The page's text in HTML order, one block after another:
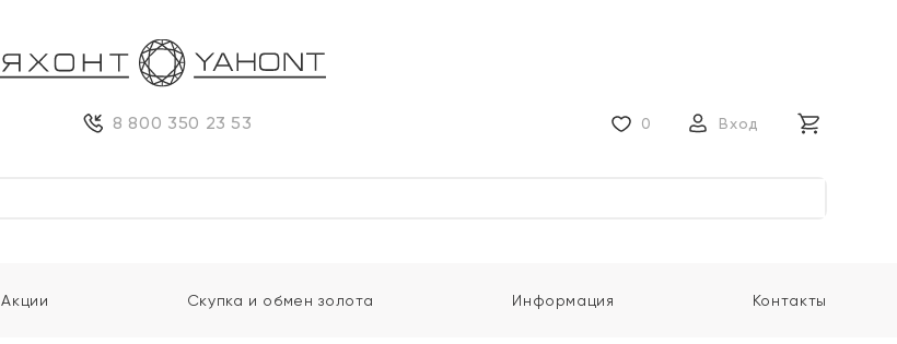
8 800 350 23 53 0 Вход
Акции Скупка и обмен золота Информация Контакты